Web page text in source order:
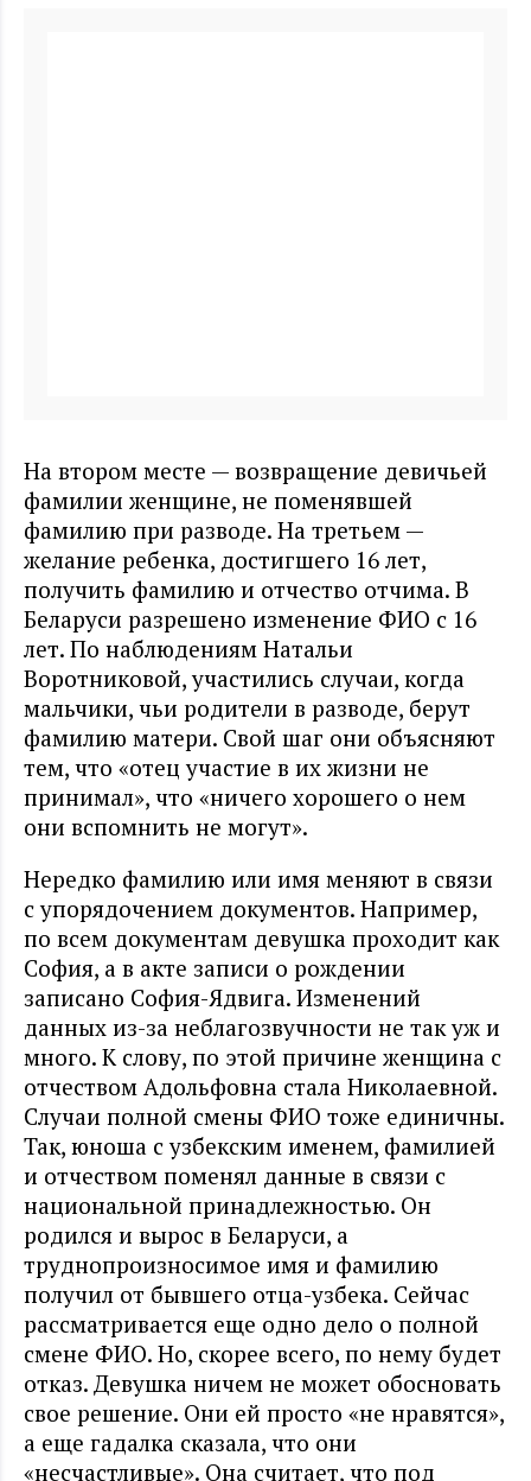
На втором месте — возвращение девичьей
фамилии женщине, не поменявшей
фамилию при разводе. На третьем —
желание ребенка, достигшего 16 лет,
получить фамилию и отчество отчима. В
Беларуси разрешено изменение ФИО с 16
лет. По наблюдениям Натальи
Воротниковой, участились случаи, когда
мальчики, чьи родители в разводе, берут
фамилию матери. Свой шаг они объясняют
тем, что «отец участие в их жизни не
принимал», что «ничего хорошего о нем
они вспомнить не могут».
Нередко фамилию или имя меняют в связи
с упорядочением документов. Например,
по всем документам девушка проходит как
София, а в акте записи о рождении
записано София-Ядвига. Изменений
данных из-за неблагозвучности не так уж и
много. К слову, по этой причине женщина с
отчеством Адольфовна стала Николаевной.
Случаи полной смены ФИО тоже единичны.
Так, юноша с узбекским именем, фамилией
и отчеством поменял данные в связи с
национальной принадлежностью. Он
родился и вырос в Беларуси, а
труднопроизносимое имя и фамилию
получил от бывшего отца-узбека. Сейчас
рассматривается еще одно дело о полной
смене ФИО. Но, скорее всего, по нему будет
отказ. Девушка ничем не может обосновать
свое решение. Они ей просто «не нравятся»,
а еще гадалка сказала, что они
«несчастливые». Она считает, что под